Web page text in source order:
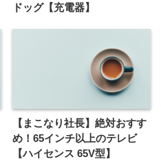
ドッグ【充電器】
【まこなり社長】絶対おすす
め！65インチ以上のテレビ
【ハイセンス 65V型】